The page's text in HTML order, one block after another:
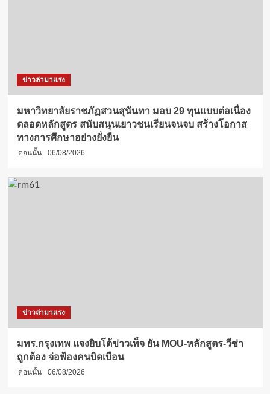
ข่าวล่ามาแรง
มหาวิทยาลัยราชภัฏสวนสุนันทา มอบ 29 ทุนแบบต่อเนื่อง
ตลอดหลักสูตร สนับสนุนเยาวชนเรียนจนจบ สร้างโอกาส
ทางการศึกษาอย่างยั่งยืน
ตอนนั้น 06/08/2026
ข่าวล่ามาแรง
มทร.กรุงเทพ แจงยิบโต้ข่าวเท็จ ยัน MOU-หลักสูตร-วีซ่า
ถูกต้อง จ่อฟ้องคนบิดเบือน
ตอนนั้น 06/08/2026